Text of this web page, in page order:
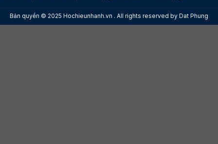
Bản quyền © 2025 Hochieunhanh.vn . All rights reserved by Dat Phung